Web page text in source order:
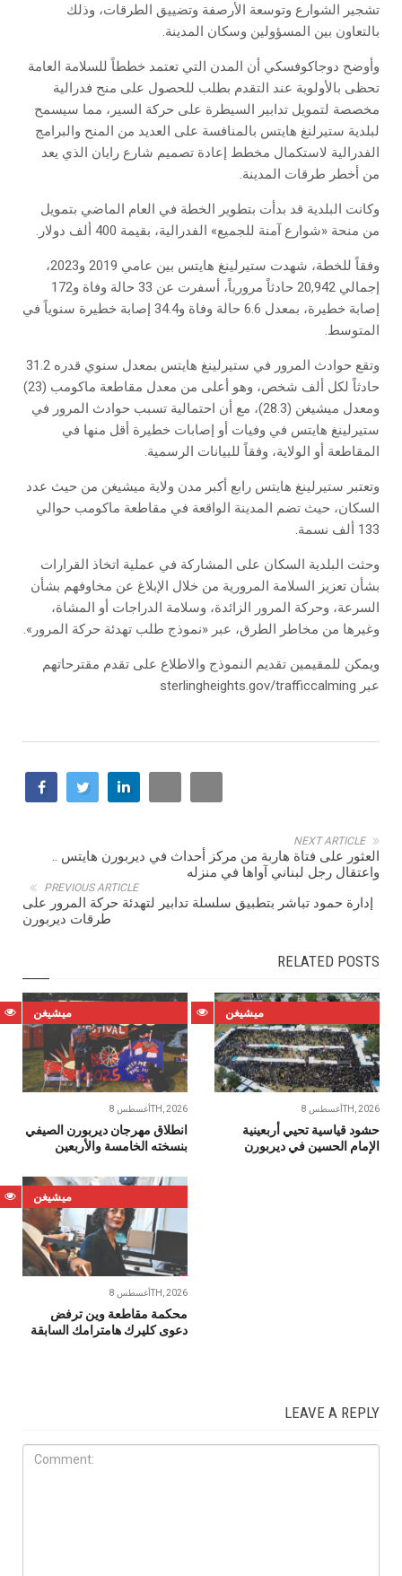
تشجير الشوارع وتوسعة الأرصفة وتضييق الطرقات، وذلك
بالتعاون بين المسؤولين وسكان المدينة.
وأوضح دوجاكوفسكي أن المدن التي تعتمد خططاً للسلامة العامة
تحظى بالأولوية عند التقدم بطلب للحصول على منح فدرالية
مخصصة لتمويل تدابير السيطرة على حركة السير، مما سيسمح
لبلدية ستيرلنغ هايتس بالمنافسة على العديد من المنح والبرامج
الفدرالية لاستكمال مخطط إعادة تصميم شارع رايان الذي يعد
من أخطر طرقات المدينة.
وكانت البلدية قد بدأت بتطوير الخطة في العام الماضي بتمويل
من منحة «شوارع آمنة للجميع» الفدرالية، بقيمة 400 ألف دولار.
وفقاً للخطة، شهدت ستيرلينغ هايتس بين عامي 2019 و2023،
إجمالي 20,942 حادثاً مرورياً، أسفرت عن 33 حالة وفاة و172
إصابة خطيرة، بمعدل 6.6 حالة وفاة و34.4 إصابة خطيرة سنوياً في
المتوسط.
وتقع حوادث المرور في ستيرلينغ هايتس بمعدل سنوي قدره 31.2
حادثاً لكل ألف شخص، وهو أعلى من معدل مقاطعة ماكومب (23)
ومعدل ميشيغن (28.3)، مع أن احتمالية تسبب حوادث المرور في
ستيرلينغ هايتس في وفيات أو إصابات خطيرة أقل منها في
المقاطعة أو الولاية، وفقاً للبيانات الرسمية.
وتعتبر ستيرلينغ هايتس رابع أكبر مدن ولاية ميشيغن من حيث عدد
السكان، حيث تضم المدينة الواقعة في مقاطعة ماكومب حوالي
133 ألف نسمة.
وحثت البلدية السكان على المشاركة في عملية اتخاذ القرارات
بشأن تعزيز السلامة المرورية من خلال الإبلاغ عن مخاوفهم بشأن
السرعة، وحركة المرور الزائدة، وسلامة الدراجات أو المشاة،
وغيرها من مخاطر الطرق، عبر «نموذج طلب تهدئة حركة المرور».
ويمكن للمقيمين تقديم النموذج والاطلاع على تقدم مقترحاتهم
عبر sterlingheights.gov/trafficcalming
NEXT ARTICLE
العثور على فتاة هاربة من مركز أحداث في ديربورن هايتس ..
واعتقال رجل لبناني آواها في منزله
PREVIOUS ARTICLE
إدارة حمود تباشر بتطبيق سلسلة تدابير لتهدئة حركة المرور على
RELATED POSTS
ميشيغن
أغسطس 8TH, 2026
انطلاق مهرجان ديربورن الصيفي
بنسخته الخامسة والأربعين
ميشيغن
أغسطس 8TH, 2026
حشود قياسية تحيي أربعينية
الإمام الحسين في ديربورن
ميشيغن
أغسطس 8TH, 2026
محكمة مقاطعة وين ترفض
دعوى كليرك هامترامك السابقة
LEAVE A REPLY